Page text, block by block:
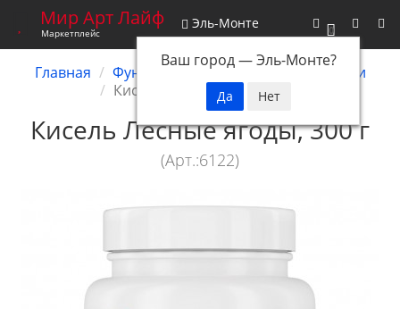
0
Мир Арт Лайф
Маркетплейс
Эль-Монте
Ваш город —Эль-Монте?
Главная Функциональное питание
Кисели
Кисель Лесные ягоды, 300 г
Кисель Лесные ягоды, 300 г
(Арт.:6122)